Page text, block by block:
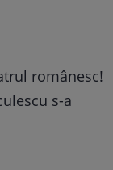
românesc!
s-a